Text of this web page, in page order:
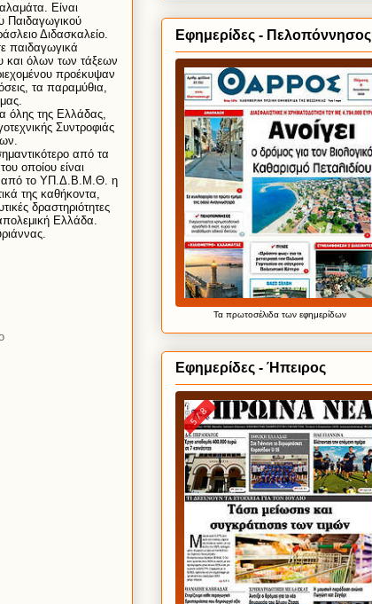
αλαμάτα. Είναι
Παιδαγωγικού
άσλειο Διδασκαλείο.
παιδαγωγικά
και όλων των τάξεων
ιεχομένου προέκυψαν
σεις, τα παραμύθια,
μας.
όλης της Ελλάδας,
ικής Συντροφιάς
.
αντικότερο από τα
του οποίου είναι
από το ΥΠ.Δ. Β. Μ .Θ. η
ικά της καθήκοντα,
τικές δραστηριότητες
πολεμική Ελλάδα.
ριάννας.
Εφημερίδες - Πελοπόννησος
Τα πρωτοσέλιδατων εφημερίδων
Εφημερίδες - Ήπειρος